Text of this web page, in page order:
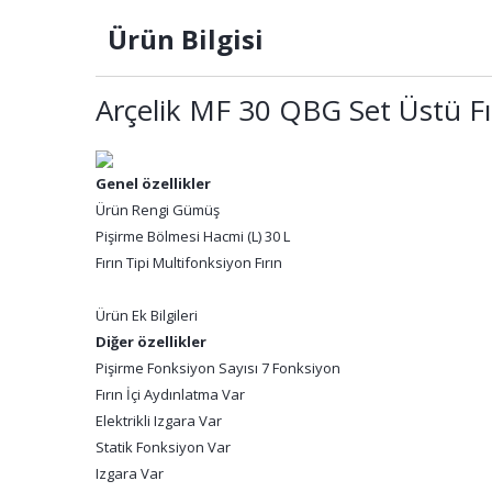
Ürün Bilgisi
Arçelik MF 30 QBG Set Üstü
Genel özellikler
Ürün Rengi Gümüş
Pişirme Bölmesi Hacmi (L) 30 L
Fırın Tipi Multifonksiyon Fırın
Ürün Ek Bilgileri
Diğer özellikler
Pişirme Fonksiyon Sayısı 7 Fonksiyon
Fırın İçi Aydınlatma Var
Elektrikli Izgara Var
Statik Fonksiyon Var
Izgara Var